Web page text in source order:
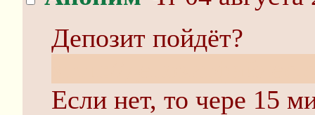
Депозит пойдёт?
Если нет, то чере 15